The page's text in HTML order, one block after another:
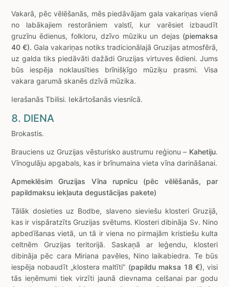
Vakarā, pēc vēlēšanās, mēs piedāvājam gala vakariņas vienā
no labākajiem restorāniem valstī, kur varēsiet izbaudīt
gruzīnu ēdienus, folkloru, dzīvo mūziku un dejas (piemaksa
40 €). Gala vakariņas notiks tradicionālajā Gruzijas atmosfērā,
uz galda tiks piedāvāti dažādi Gruzijas virtuves ēdieni. Jums
būs iespēja noklausīties brīnišķīgo mūziķu prasmi. Visa
vakara garumā skanēs dzīvā mūzika.
Ierašanās Tbilisi. Iekārtošanās viesnīcā.
8. DIENA
Brokastis.
Brauciens uz Gruzijas vēsturisko austrumu reģionu – Kahetiju.
Vīnogulāju apgabals, kas ir brīnumaina vieta vīna darināšanai.
Apmeklēsim Gruzijas Vīna rupnīcu (pēc vēlēšanās, par
papildmaksu iekļauta degustācijas pakete)
Tālāk dosieties uz Bodbe, slaveno sieviešu klosteri Gruzijā,
kas ir vispāratzīts Gruzijas svētums. Klosteri dibināja Sv. Nino
apbedīšanas vietā, un tā ir viena no pirmajām kristiešu kulta
celtnēm Gruzijas teritorijā. Saskaņā ar leģendu, klosteri
dibināja pēc cara Miriana pavēles, Nino laikabiedra. Te būs
iespēja nobaudīt „klostera maltīti” (papildu maksa 18 €), visi
tās ieņēmumi tiek virzīti jaunā dievnama celšanai par godu